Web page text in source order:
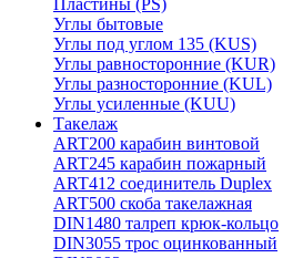
Пластины (PS)
Углы бытовые
Углы под углом 135 (KUS)
Углы равносторонние (KUR)
Углы разносторонние (KUL)
Углы усиленные (KUU)
Такелаж
ART200 карабин винтовой
ART245 карабин пожарный
ART412 соединитель Duplex
ART500 скоба такелажная
DIN1480 талреп крюк-кольцо
DIN3055 трос оцинкованный